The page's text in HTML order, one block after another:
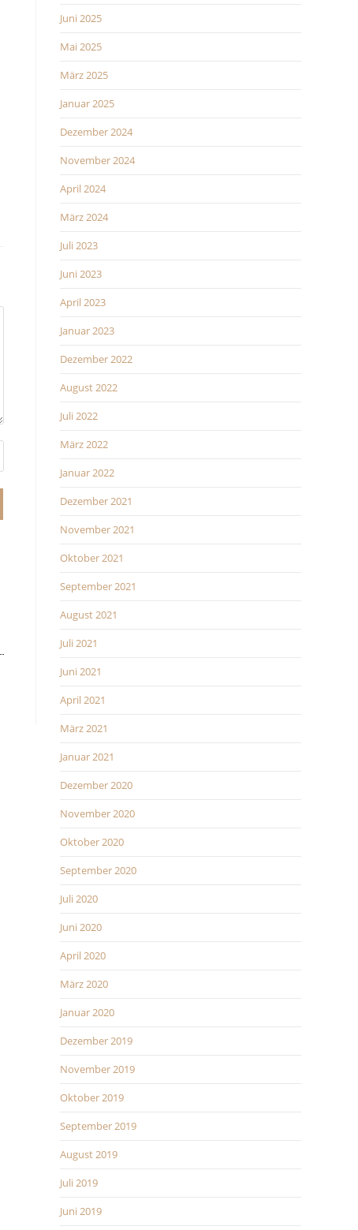
l
Juni 2025
Mai 2025
März 2025
Januar 2025
Dezember 2024
November 2024
April 2024
März 2024
Juli 2023
Juni 2023
April 2023
Januar 2023
Dezember 2022
August 2022
Juli 2022
März 2022
Januar 2022
Dezember 2021
November 2021
Oktober 2021
September 2021
August 2021
Juli 2021
Juni 2021
April 2021
März 2021
Januar 2021
Dezember 2020
November 2020
Oktober 2020
September 2020
Juli 2020
Juni 2020
April 2020
März 2020
Januar 2020
Dezember 2019
November 2019
Oktober 2019
September 2019
August 2019
Juli 2019
Juni 2019